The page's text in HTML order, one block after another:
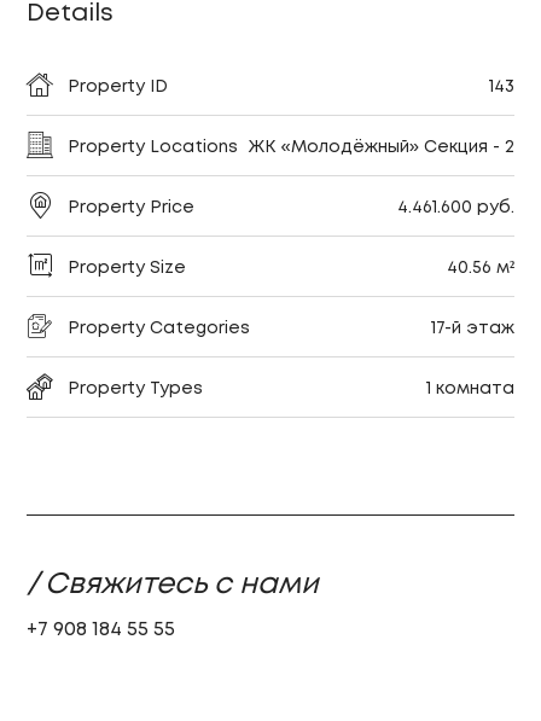
Details
Property ID 143
Property Locations ЖК «Молодёжный» Секция - 2
Property Price 4.461.600 руб.
Property Size 40.56 м²
Property Categories 17-й этаж
Property Types 1 комната
/ Свяжитесь с нами
+7 908 184 55 55